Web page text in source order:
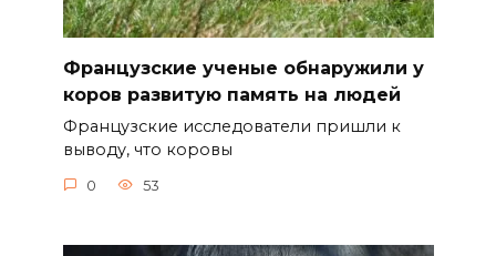
Французские ученые обнаружили у
коров развитую память на людей
Французские исследователи пришли к
выводу, что коровы
0 53